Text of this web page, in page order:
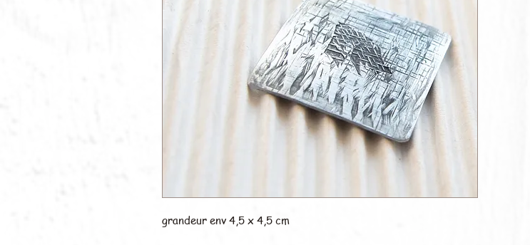
grandeur env 4,5 x 4,5 cm